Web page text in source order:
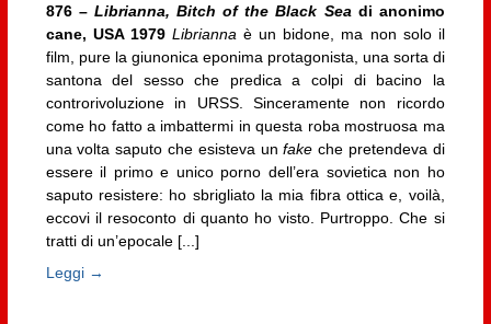
876 – Librianna, Bitch of the Black Sea di anonimo
cane, USA 1979 Librianna è un bidone, ma non solo il
film, pure la giunonica eponima protagonista, una sorta di
santona del sesso che predica a colpi di bacino la
controrivoluzione in URSS. Sinceramente non ricordo
come ho fatto a imbattermi in questa roba mostruosa ma
una volta saputo che esisteva unfake che pretendeva di
essere il primo e unico porno dell’era sovietica non ho
saputo resistere: ho sbrigliato la mia fibra ottica e, voilà,
eccovi il resoconto di quanto ho visto. Purtroppo. Che si
tratti di un’epocale [...]
Leggi →